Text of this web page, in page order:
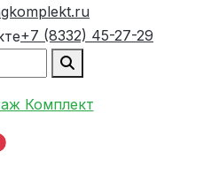
+7 (8332) 45-27-29